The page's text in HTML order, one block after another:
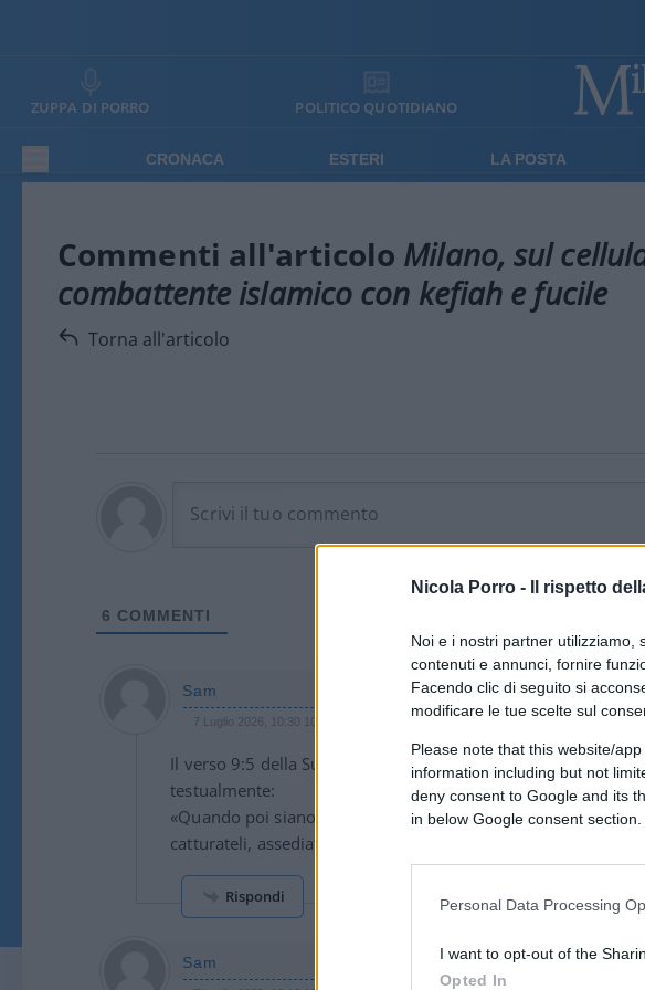
Nicola Porro - Il rispetto
Noi e i nostri partner utilizziamo,
contenuti e annunci, fornire
Facendo clic di seguito si
modificare le tue scelte sul
Please note that this website/
information including but not
deny consent to Google and its
in below Google consent section.
Personal Data Processing
I want to opt-out of the
Opted In
ZUPPA DI PORRO POLITICO QUOTIDIANO
CRONACA ESTERI LA POSTA
Commenti all'articolo Milano, sul
combattente islamico con kefiah e fucile
Torna all'articolo
6 COMMENTI
Sam
7 Luglio 2026, 10:30 10:30
Il verso 9:5 della Sura At-Tawba noto come il “Versetto della
testualmente:
«Quando poi siano trascorsi i mesi sacri, uccidete questi
catturateli, assediateli e tendete loro agguati…
Rispondi
Sam